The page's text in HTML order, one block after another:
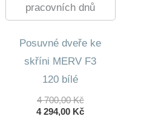
pracovních dnů
Posuvné dveře ke
skříni MERV F3
120 bílé
4 700,00KčPůvodní
Cena
4 294,00 KčAktuální